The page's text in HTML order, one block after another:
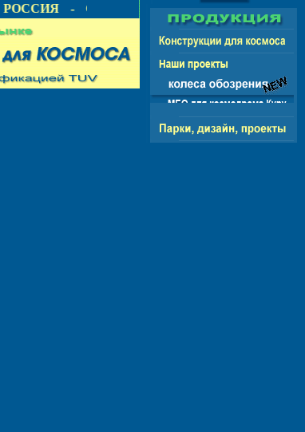
РОССИЯ - СНГ - ЕВРОПА - АМЕРИКА -